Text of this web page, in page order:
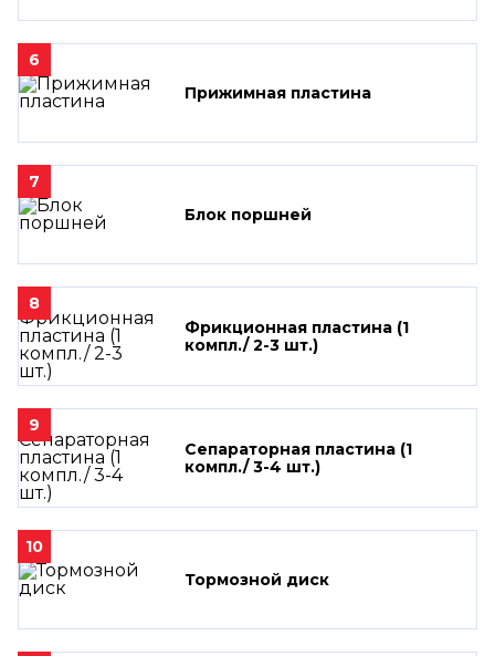
6
Прижимная пластина
7
Блок поршней
8
Фрикционная пластина (1
компл./ 2-3 шт.)
9
Сепараторная пластина (1
компл./ 3-4 шт.)
10
Тормозной диск